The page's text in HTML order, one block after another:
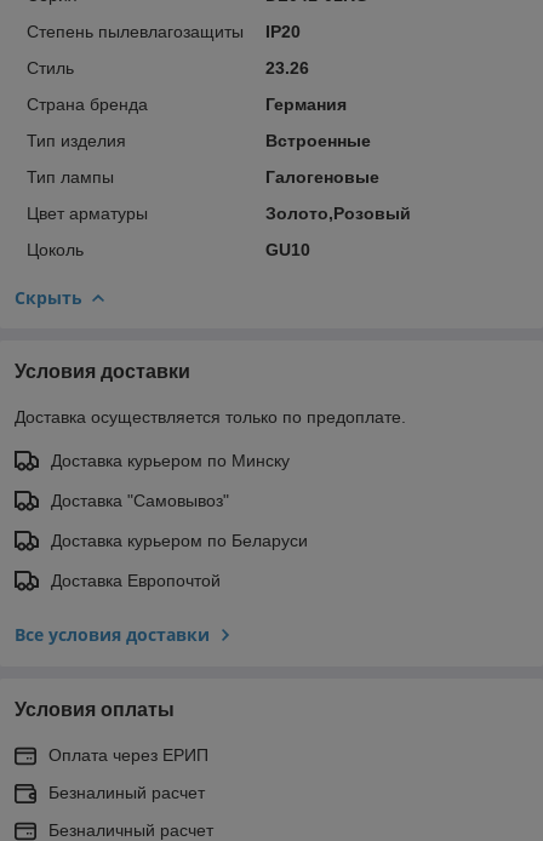
Степень пылевлагозащиты
IP20
Стиль
23.26
Страна бренда
Германия
Тип изделия
Встроенные
Тип лампы
Галогеновые
Цвет арматуры
Золото,Розовый
Цоколь
GU10
Скрыть
Условия доставки
Доставка осуществляется только по предоплате.
Доставка курьером по Минску
Доставка "Самовывоз"
Доставка курьером по Беларуси
Доставка Европочтой
Все условия доставки
Условия оплаты
Оплата через ЕРИП
Безналиный расчет
Безналичный расчет